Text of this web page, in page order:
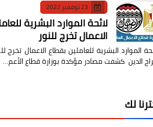
23 نوفمبر 2022
لائحة الموارد البشرية
الاعمال تخرج للنور
الموارد البشرية للعاملين بقطاع الاعمال
الدين كشفت مصادر مؤكدة بوزارة قطاع الأعم…
لك